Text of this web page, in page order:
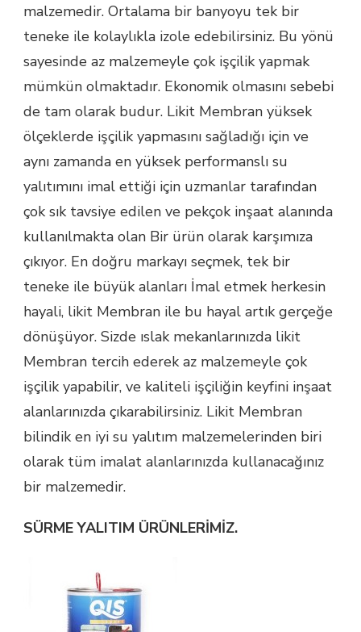
malzemedir. Ortalama bir banyoyu tek bir
teneke ile kolaylıkla izole edebilirsiniz. Bu yönü
sayesinde az malzemeyle çok işçilik yapmak
mümkün olmaktadır. Ekonomik olmasını sebebi
de tam olarak budur. Likit Membran yüksek
ölçeklerde işçilik yapmasını sağladığı için ve
aynı zamanda en yüksek performanslı su
yalıtımını imal ettiği için uzmanlar tarafından
çok sık tavsiye edilen ve pekçok inşaat alanında
kullanılmakta olan Bir ürün olarak karşımıza
çıkıyor. En doğru markayı seçmek, tek bir
teneke ile büyük alanları İmal etmek herkesin
hayali, likit Membran ile bu hayal artık gerçeğe
dönüşüyor. Sizde ıslak mekanlarınızda likit
Membran tercih ederek az malzemeyle çok
işçilik yapabilir, ve kaliteli işçiliğin keyfini inşaat
alanlarınızda çıkarabilirsiniz. Likit Membran
bilindik en iyi su yalıtım malzemelerinden biri
olarak tüm imalat alanlarınızda kullanacağınız
bir malzemedir.
SÜRME YALITIM ÜRÜNLERİMİZ.